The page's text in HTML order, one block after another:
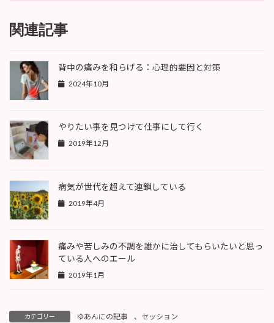
関連記事
背中の痛みを和らげる：心理的要因と対策
2024年10月
やりたい事を見つけて仕事にして行く
2019年12月
病気が世代を超えて連鎖している
2019年4月
痛みや苦しみの不調を誰かに治してもらいたいと思っ
ている人へのエール
2019年1月
カテゴリー ゆあんにの記事 、 セッション